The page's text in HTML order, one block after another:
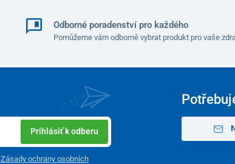
Odborné poradenství pro každého
Pomůžeme vám odborně vybrat produkt pro vaše
Prihlásiť k odberu
Zásady ochrany osobních